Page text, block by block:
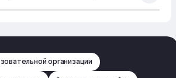
организации